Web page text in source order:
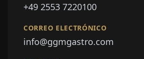
+49 2553 7220100
CORREO ELECTRÓNICO
info@ggmgastro.com